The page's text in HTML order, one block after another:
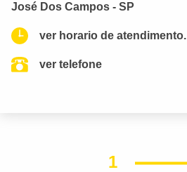
José Dos Campos - SP
ver horario de atendimento.
ver telefone
1